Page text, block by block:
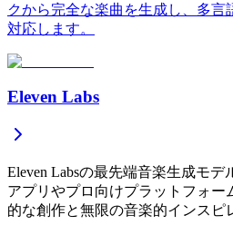
クから完全な楽曲を生成し、多言
対応します。
Eleven Labs
Eleven Labsの最先端音楽生成モ
アプリやプロ向けプラットフォー
的な創作と無限の音楽的インスピ